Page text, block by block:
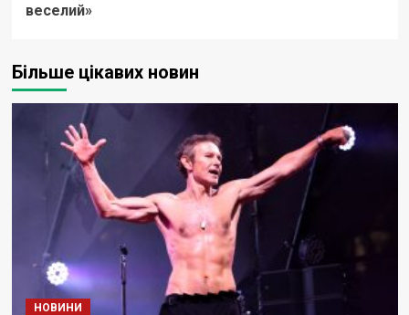
веселий»
Більше цікавих новин
НОВИНИ